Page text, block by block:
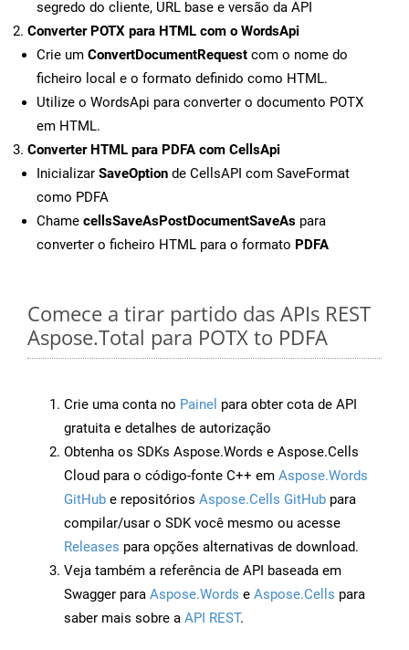
segredo do cliente, URL base e versão da API
Converter POTX para HTML com o WordsApi
Crie um ConvertDocumentRequest com o nome do
ficheiro local e o formato definido como HTML.
Utilize o WordsApi para converter o documento POTX
em HTML.
Converter HTML para PDFA com CellsApi
Inicializar SaveOption de CellsAPI com SaveFormat
como PDFA
Chame cellsSaveAsPostDocumentSaveAs para
converter o ficheiro HTML para o formato PDFA
Comece a tirar partido das APIs REST
Aspose.Total para POTX to PDFA
Crie uma conta no Painel para obter cota de API
gratuita e detalhes de autorização
Obtenha os SDKs Aspose.Words e Aspose.Cells
Cloud para o código-fonte C++ em Aspose.Words
GitHub e repositórios Aspose.Cells GitHub para
compilar/usar o SDK você mesmo ou acesse
Releases para opções alternativas de download.
Veja também a referência de API baseada em
Swagger para Aspose.Words e Aspose.Cells para
saber mais sobre a API REST.